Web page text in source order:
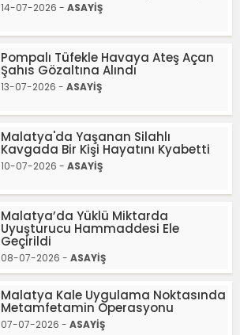
14-07-2026 - ASAYİŞ
Pompalı Tüfekle Havaya Ateş Açan
Şahıs Gözaltına Alındı
13-07-2026 - ASAYİŞ
Malatya'da Yaşanan Silahlı
Kavgada Bir Kişi Hayatını Kyabetti
10-07-2026 - ASAYİŞ
Malatya’da Yüklü Miktarda
Uyuşturucu Hammaddesi Ele
Geçirildi
08-07-2026 - ASAYİŞ
Malatya Kale Uygulama Noktasında
Metamfetamin Operasyonu
07-07-2026 - ASAYİŞ